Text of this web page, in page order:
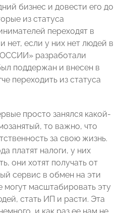
бизнес и довести его до
из статуса
переходят в
нет, если у них нет людей в
разработали
поддержан и внесен в
переходить из статуса
просто занялся какой-
то важно, что
за свою жизнь.
платят налоги, у них
они хотят получать от
сервис в обмен на эти
могут масштабировать эту
стать ИП и расти. Эта